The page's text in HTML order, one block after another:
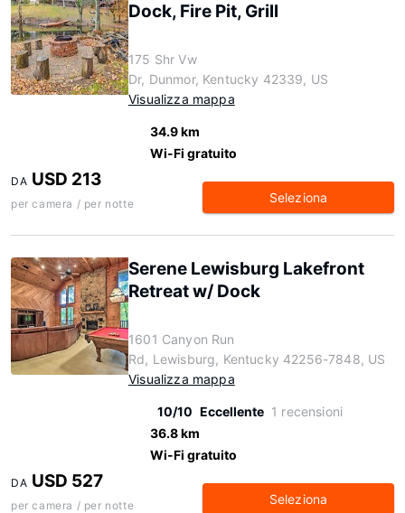
Dock, Fire Pit, Grill
175 Shr Vw
Dr, Dunmor, Kentucky 42339, US
Visualizza mappa
34.9 km
Wi-Fi gratuito
DA USD 213
per camera / per notte Seleziona
Serene Lewisburg Lakefront
Retreat w/ Dock
1601 Canyon Run
Rd, Lewisburg, Kentucky 42256-7848, US
Visualizza mappa
10/10 Eccellente 1 recensioni
36.8 km
Wi-Fi gratuito
DA USD 527
per camera / per notte Seleziona